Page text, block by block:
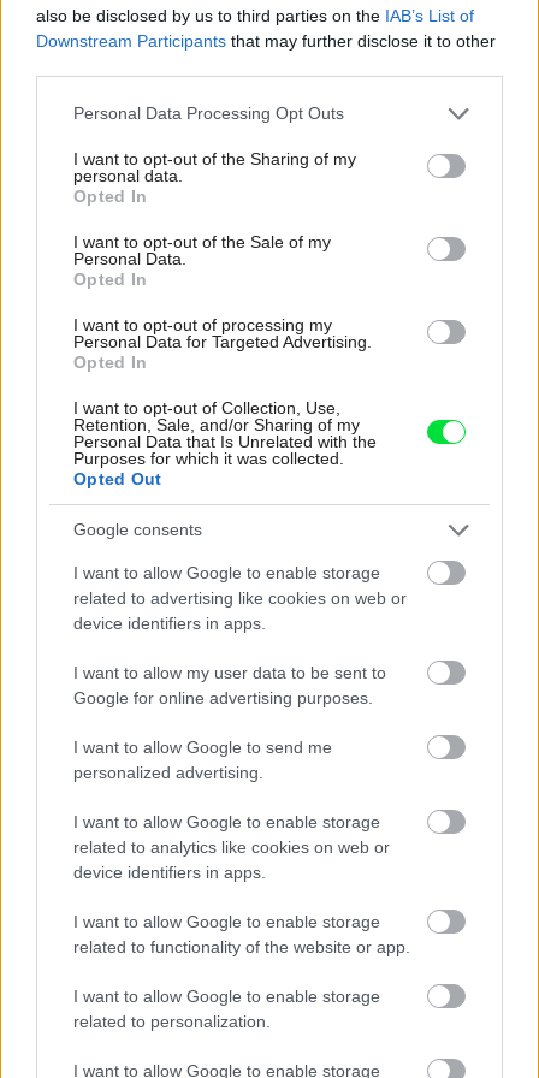
also be disclosed by us to third parties on the IAB’s List of
Downstream Participants that may further disclose it to other
Please note that this website/app uses one or more Google
not limited to your visit or usage behaviour. You may click to
grant or deny consent to Google and its third-party tags to
use your data for below specified purposes in below Google
consent section.
Personal Data Processing Opt Outs
I want to opt-out of the Sharing of my
personal data.
Opted In
I want to opt-out of the Sale of my
Personal Data.
Opted In
I want to opt-out of processing my
Personal Data for Targeted Advertising.
Opted In
I want to opt-out of Collection, Use,
Retention, Sale, and/or Sharing of my
Personal Data that Is Unrelated with the
Purposes for which it was collected.
Opted Out
Google consents
I want to allow Google to enable storage
related to advertising like cookies on web or
device identifiers in apps.
I want to allow my user data to be sent to
Google for online advertising purposes.
I want to allow Google to send me
personalized advertising.
I want to allow Google to enable storage
related to analytics like cookies on web or
device identifiers in apps.
I want to allow Google to enable storage
related to functionality of the website or app.
I want to allow Google to enable storage
related to personalization.
I want to allow Google to enable storage
zastaralou
režiséra
Bývanie ako na dovolenke: Príjemný bungalov
stavil na osvedčené materiály
Inšpirácie
kúpeľňa,drevo ,zelená
Najnovšie príspevky
Re: Takto sa rieši málo úložného miesta. V tomto byte
stačil jeden prvok | Môjdom.sk
My napríklad labky utierame hneď pri dverách a doma pred dvere
používame tyčový ETA Terier…
Re: Takto sa rieši málo úložného miesta. V tomto byte
stačil jeden prvok | Môjdom.sk
Dizajn je to nádherný, tá brezová preglejka a čisté línie vyzerajú super.